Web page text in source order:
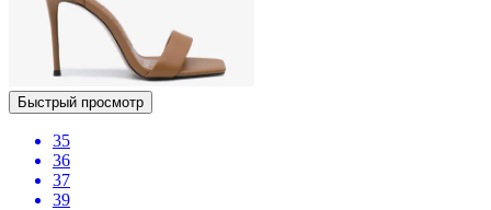
Быстрый просмотр
35
36
37
39